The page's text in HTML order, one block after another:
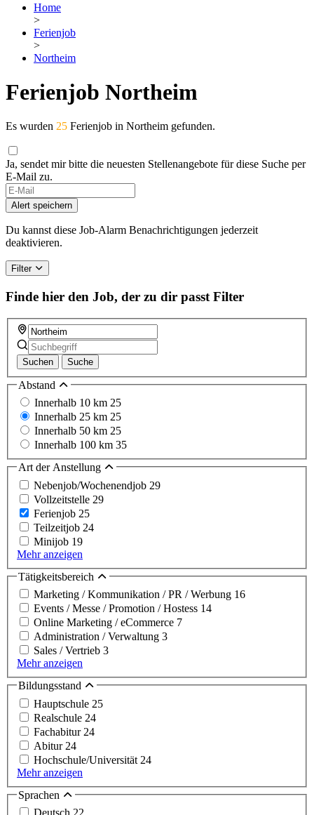
Home
>
Ferienjob
>
Northeim
Ferienjob Northeim
Es wurden 25 Ferienjob in Northeim gefunden.
Ja, sendet mir bitte die neuesten Stellenangebote für diese Suche per
E-Mail zu.
Alert speichern
Du kannst diese Job-Alarm Benachrichtigungen jederzeit
deaktivieren.
Filter
Finde hier den Job, der zu dir passt Filter
Suchen Suche
Abstand
Innerhalb 10 km 25
Innerhalb 25 km 25
Innerhalb 50 km 25
Innerhalb 100 km 35
Art der Anstellung
Nebenjob/Wochenendjob 29
Vollzeitstelle 29
Ferienjob 25
Teilzeitjob 24
Minijob 19
Mehr anzeigen
Tätigkeitsbereich
Marketing / Kommunikation / PR / Werbung 16
Events / Messe / Promotion / Hostess 14
Online Marketing / eCommerce 7
Administration / Verwaltung 3
Sales / Vertrieb 3
Mehr anzeigen
Bildungsstand
Hauptschule 25
Realschule 24
Fachabitur 24
Abitur 24
Hochschule/Universität 24
Mehr anzeigen
Sprachen